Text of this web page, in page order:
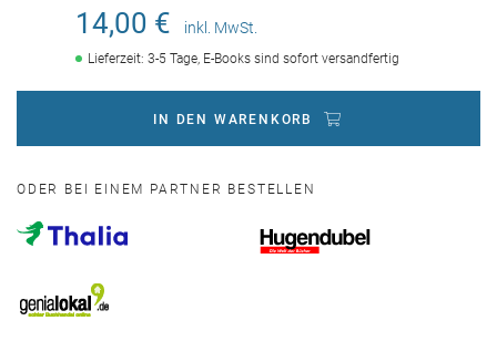
14,00 € inkl. MwSt.
Lieferzeit: 3-5 Tage, E-Books sind sofort versandfertig
IN DEN WARENKORB
ODER BEI EINEM PARTNER BESTELLEN